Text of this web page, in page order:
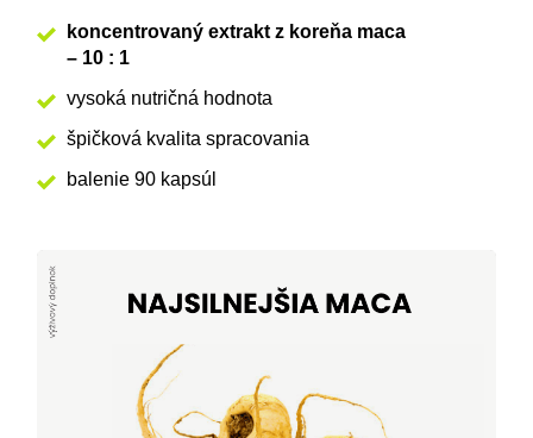
koncentrovaný extrakt z koreňa maca
– 10 : 1
vysoká nutričná hodnota
špičková kvalita spracovania
balenie 90 kapsúl